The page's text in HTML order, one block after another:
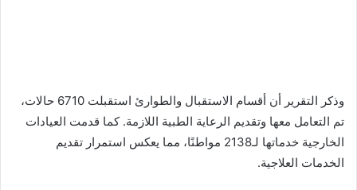
وذكر التقرير أن أقسام الاستقبال والطوارئ استقبلت 6710 حالات،
تم التعامل معها وتقديم الرعاية الطبية اللازمة. كما قدمت العيادات
الخارجية خدماتها لـ2138 مواطنًا، مما يعكس استمرار تقديم
الخدمات العلاجية.